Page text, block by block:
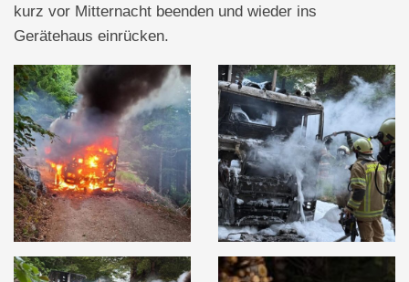
kurz vor Mitternacht beenden und wieder ins
Gerätehaus einrücken.